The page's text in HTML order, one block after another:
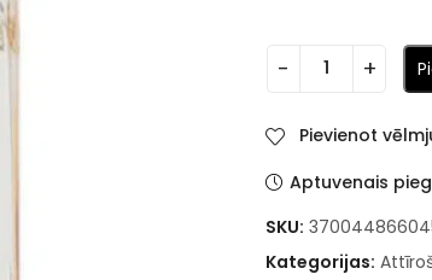
Pievienot
Aptuvenais
SKU:
Kategorijas: